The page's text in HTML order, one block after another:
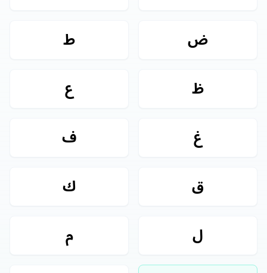
ض ط
ظ ع
غ ف
ق ك
ل م